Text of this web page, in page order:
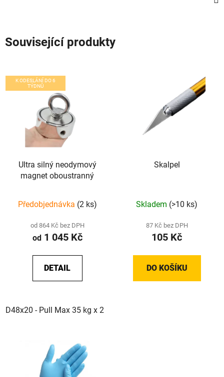
Související produkty
K ODESLÁNÍ DO 6
TÝDNŮ
Ultra silný neodymový
magnet oboustranný
Předobjednávka (2 ks)
od 864 Kč bez DPH
od1 045 Kč
DETAIL
D48x20 - Pull Max 35 kg x 2
Skalpel
Skladem (>10 ks)
87 Kč bez DPH
105 Kč
DO KOŠÍKU